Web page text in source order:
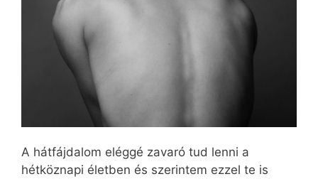
A hátfájdalom eléggé zavaró tud lenni a
hétköznapi életben és szerintem ezzel te is